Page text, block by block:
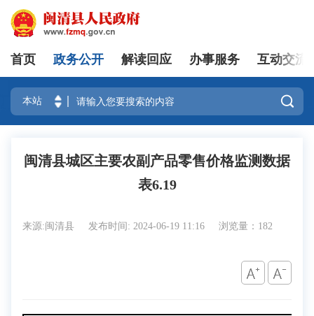
登录
首页 政务公开 解读回应 办事服务 互动交流

闽清县城区主要农副产品零售价格监测数据
表6.19
来源:闽清县 发布时间: 2024-06-19 11:16 浏览量：182